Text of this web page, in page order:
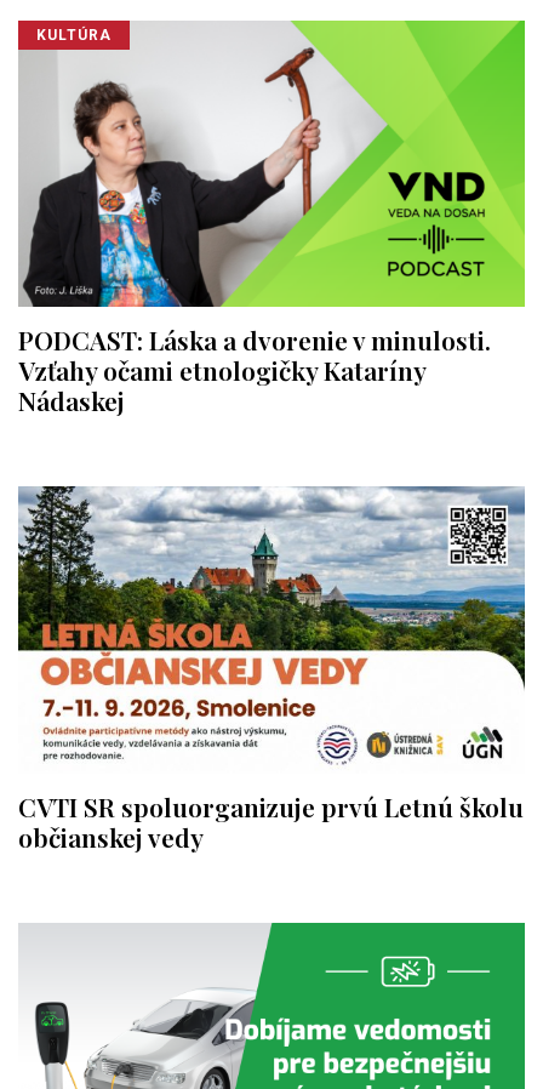
KULTÚRA
PODCAST: Láska a dvorenie v minulosti.
Vzťahy očami etnologičky Kataríny
Nádaskej
CVTI SR spoluorganizuje prvú Letnú školu
občianskej vedy